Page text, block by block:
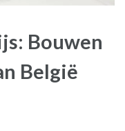
Bouwen
België